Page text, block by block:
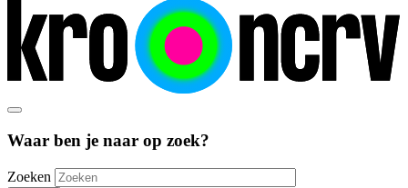
Waar ben je naar op zoek?
Zoeken